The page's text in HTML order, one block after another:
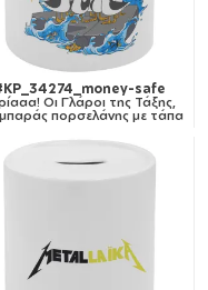
safe
Οι Γλάροι της Τάξης,
πορσελάνης με τάπα